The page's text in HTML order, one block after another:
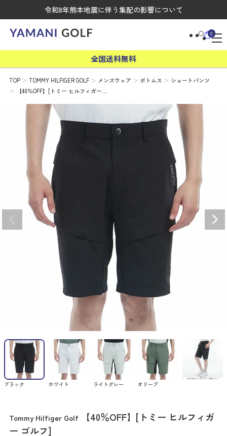
令和8年熊本地震に伴う集配の影響について
0
全国送料無料
TOP TOMMY HILFIGER GOLF メンズウェア ボトムス
ショートパンツ
【40％OFF】[トミー ヒルフィガー…
ブラック ホワイト ライトグレー オリーブ
Tommy Hilfiger Golf
【40％OFF】[トミー ヒルフィガ
ー ゴルフ]